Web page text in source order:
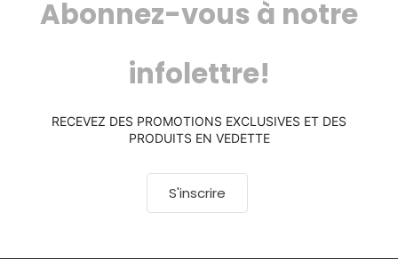
Abonnez-vous à notre
infolettre!
RECEVEZ DES PROMOTIONS EXCLUSIVES ET DES
PRODUITS EN VEDETTE
S'inscrire